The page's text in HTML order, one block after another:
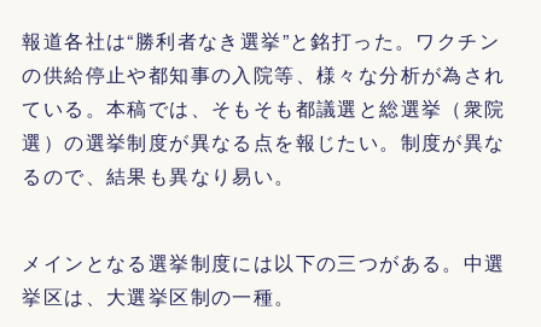
報道各社は“勝利者なき選挙”と銘打った。ワクチン
の供給停止や都知事の入院等、様々な分析が為され
ている。本稿では、そもそも都議選と総選挙（衆院
選）の選挙制度が異なる点を報じたい。制度が異な
るので、結果も異なり易い。
メインとなる選挙制度には以下の三つがある。中選
挙区は、大選挙区制の一種。